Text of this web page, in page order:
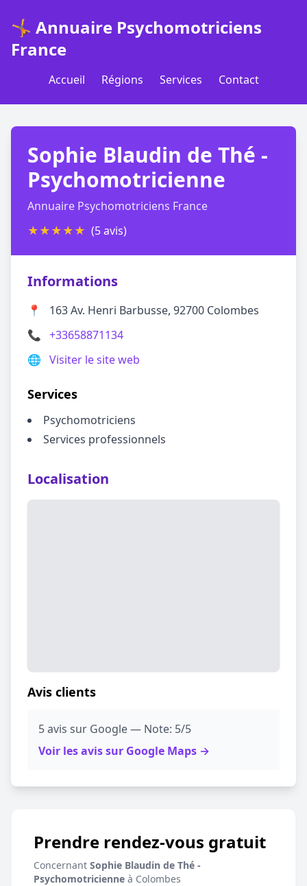
🤸 Annuaire Psychomotriciens
France
Accueil Régions Services Contact
Sophie Blaudin de Thé -
Psychomotricienne
Annuaire Psychomotriciens France
★★★★★ (5 avis)
Informations
📍
163 Av. Henri Barbusse, 92700 Colombes
📞 +33658871134
🌐 Visiter le site web
Services
Psychomotriciens
Services professionnels
Localisation
Avis clients
5 avis sur Google — Note: 5/5
Voir les avis sur Google Maps →
Prendre rendez-vous gratuit
Concernant Sophie Blaudin de Thé -
Psychomotricienne à Colombes